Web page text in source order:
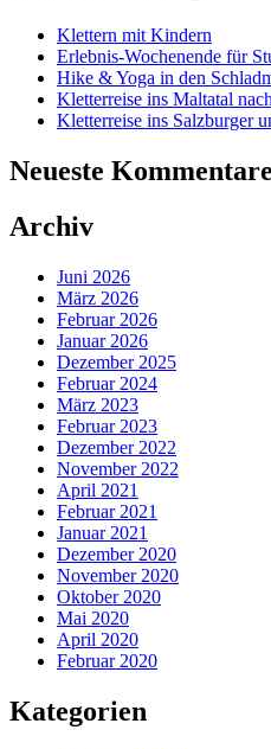
Klettern mit Kindern
Erlebnis-Wochenende für
Hike & Yoga in den
Kletterreise ins Maltatal
Kletterreise ins Salzburger
Neueste Kommentare
Archiv
Juni 2026
März 2026
Februar 2026
Januar 2026
Dezember 2025
Februar 2024
März 2023
Februar 2023
Dezember 2022
November 2022
April 2021
Februar 2021
Januar 2021
Dezember 2020
November 2020
Oktober 2020
Mai 2020
April 2020
Februar 2020
Kategorien